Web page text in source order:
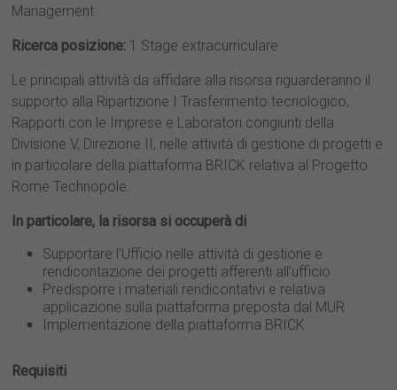
Management
Ricerca posizione: 1 Stage extracurriculare
Le principali attività da affidare alla risorsa riguarderanno il
supporto alla Ripartizione I Trasferimento tecnologico,
Rapporti con le Imprese e Laboratori congiunti della
Divisione V, Direzione II, nelle attività di gestione di progetti e
in particolare della piattaforma BRICK relativa al Progetto
Rome Technopole.
In particolare, la risorsa si occuperà di
Supportare l’Ufficio nelle attività di gestione e
rendicontazione dei progetti afferenti all’ufficio
Predisporre i materiali rendicontativi e relativa
applicazione sulla piattaforma preposta dal MUR
Implementazione della piattaforma BRICK
Requisiti